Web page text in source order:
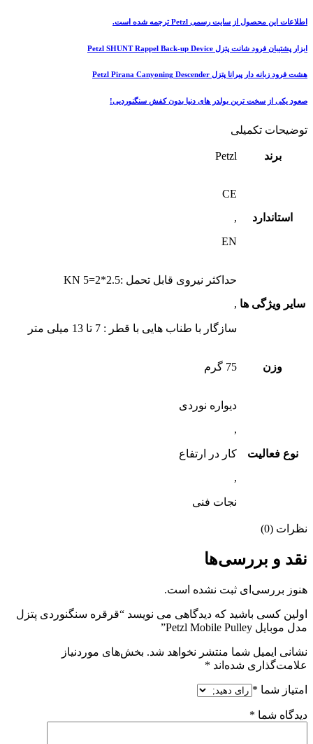
اطلاعات این محصول از سایت رسمی Petzl ترجمه شده است.
ابزار پشتیبان فرود شانت پتزل Petzl SHUNT Rappel Back-up Device
هشت فرود زبانه دار پیرانا پتزل Petzl Pirana Canyoning Descender
صعود یکی از سخت ترین بولدر های دنیا بدون کفش سنگنوردیی!
توضیحات تکمیلی
برند Petzl
استاندارد
CE
,
EN
سایر ویژگی ها
حداکثر نیروی قابل تحمل :2.5*2=5 KN
,
سازگار با طناب هایی با قطر : 7 تا 13 میلی متر
وزن 75 گرم
نوع فعالیت
دیواره نوردی
,
کار در ارتفاع
,
نجات فنی
نظرات (0)
نقد و بررسی‌ها
هنوز بررسی‌ای ثبت نشده است.
اولین کسی باشید که دیدگاهی می نویسد “قرقره سنگنوردی پتزل
مدل موبایل Petzl Mobile Pulley”
نشانی ایمیل شما منتشر نخواهد شد. بخش‌های موردنیاز
علامت‌گذاری شده‌اند *
امتیاز شما *
دیدگاه شما *